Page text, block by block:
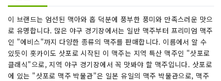
이 브랜드는 엄선된 맥아와 홉 덕분에 풍부한 풍미와 만족스러운 맛으
로 유명합니다. 많은 야구 경기장에서는 일반 맥주부터 프리미엄 맥주
인 "에비스"까지 다양한 종류의 맥주를 판매합니다. 이름에서 알 수
있듯이 홋카이도 삿포로 시작된 이 맥주는 지역 특산 맥주인 "삿포로
클래식"으로, 지역 야구 경기장에서 꼭 맛봐야 할 맥주입니다. 삿포로
에 있는 "삿포로 맥주 박물관"은 일본 유일의 맥주 박물관으로, 맥주